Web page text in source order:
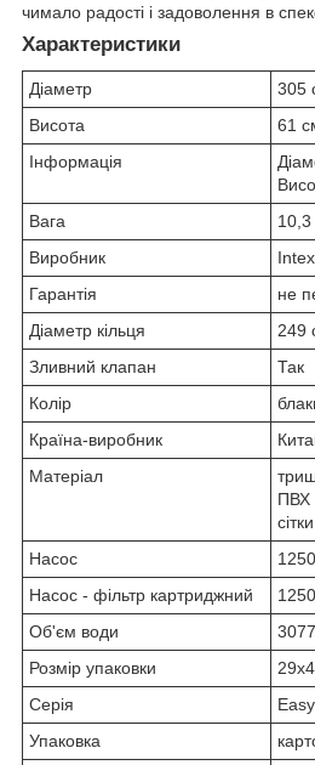
чимало радості і задоволення в
Характеристики
Діаметр
305
Висота
61
Інформація
Вага
10,3
Виробник
Intex
Гарантія
не
Діаметр кільця
249
Зливний клапан
Так
Колір
Країна-виробник
Матеріал
ПВХ
сітки
Насос
Насос - фільтр картриджний
Об'єм води
Розмір упаковки
Серія
Упаковка